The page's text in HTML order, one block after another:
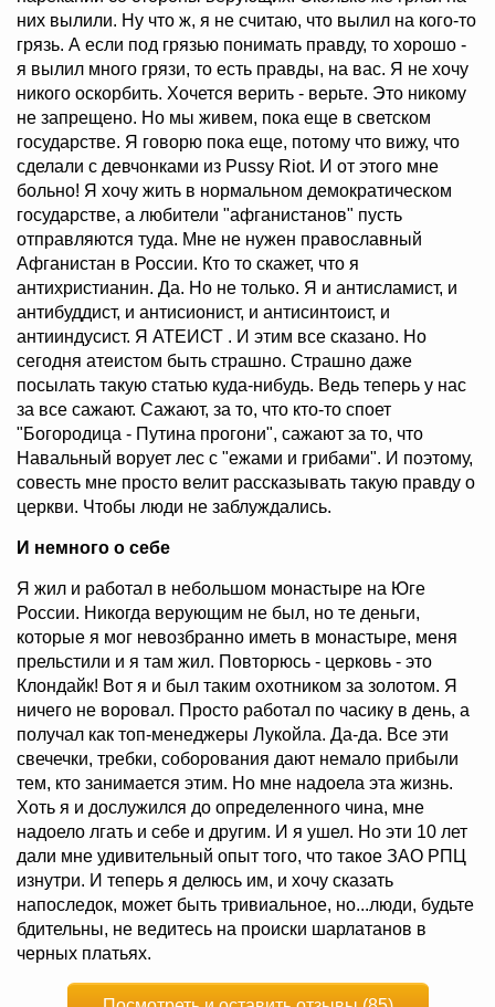
них вылили. Ну что ж, я не считаю, что вылил на кого-то
грязь. А если под грязью понимать правду, то хорошо -
я вылил много грязи, то есть правды, на вас. Я не хочу
никого оскорбить. Хочется верить - верьте. Это никому
не запрещено. Но мы живем, пока еще в светском
государстве. Я говорю пока еще, потому что вижу, что
сделали с девчонками из Pussy Riot. И от этого мне
больно! Я хочу жить в нормальном демократическом
государстве, а любители "афганистанов" пусть
отправляются туда. Мне не нужен православный
Афганистан в России. Кто то скажет, что я
антихристианин. Да. Но не только. Я и антисламист, и
антибуддист, и антисионист, и антисинтоист, и
антииндусист. Я АТЕИСТ . И этим все сказано. Но
сегодня атеистом быть страшно. Страшно даже
посылать такую статью куда-нибудь. Ведь теперь у нас
за все сажают. Сажают, за то, что кто-то споет
"Богородица - Путина прогони", сажают за то, что
Навальный ворует лес с "ежами и грибами". И поэтому,
совесть мне просто велит рассказывать такую правду о
церкви. Чтобы люди не заблуждались.
И немного о себе
Я жил и работал в небольшом монастыре на Юге
России. Никогда верующим не был, но те деньги,
которые я мог невозбранно иметь в монастыре, меня
прельстили и я там жил. Повторюсь - церковь - это
Клондайк! Вот я и был таким охотником за золотом. Я
ничего не воровал. Просто работал по часику в день, а
получал как топ-менеджеры Лукойла. Да-да. Все эти
свечечки, требки, соборования дают немало прибыли
тем, кто занимается этим. Но мне надоела эта жизнь.
Хоть я и дослужился до определенного чина, мне
надоело лгать и себе и другим. И я ушел. Но эти 10 лет
дали мне удивительный опыт того, что такое ЗАО РПЦ
изнутри. И теперь я делюсь им, и хочу сказать
напоследок, может быть тривиальное, но...люди, будьте
бдительны, не ведитесь на происки шарлатанов в
черных платьях.